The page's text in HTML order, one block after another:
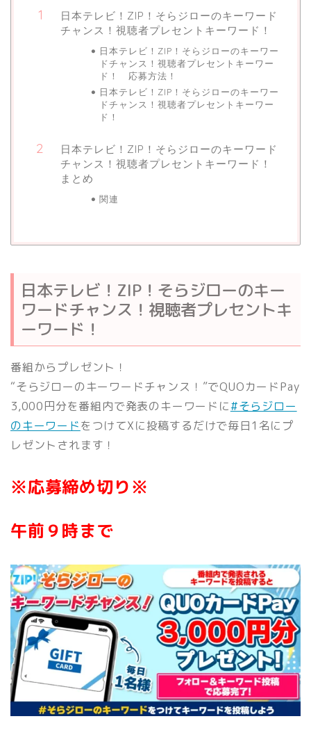
日本テレビ！ZIP！そらジローのキーワード
チャンス！視聴者プレセントキーワード！
日本テレビ！ZIP！そらジローのキーワー
ドチャンス！視聴者プレセントキーワー
ド！ 応募方法！
日本テレビ！ZIP！そらジローのキーワー
ドチャンス！視聴者プレセントキーワー
ド！
日本テレビ！ZIP！そらジローのキーワード
チャンス！視聴者プレセントキーワード！
まとめ
関連
日本テレビ！ZIP！そらジローのキー
ワードチャンス！視聴者プレセントキ
ーワード！
番組からプレゼント！
“そらジローのキーワードチャンス！”でQUOカードPay
3,000円分を番組内で発表のキーワードに#そらジロー
のキーワードをつけてXに投稿するだけで毎日1 名にプ
レゼントされます！
※応募締め切り※
午前９時まで